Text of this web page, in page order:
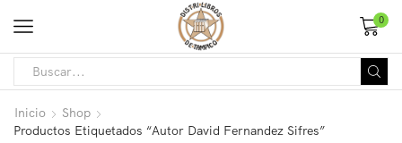
0
Inicio
Shop
Productos Etiquetados “Autor David Fernandez Sifres”